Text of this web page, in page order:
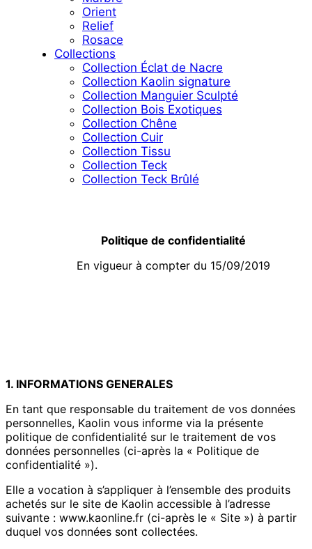
Orient
Relief
Rosace
Collections
Collection Éclat de Nacre
Collection Kaolin signature
Collection Manguier Sculpté
Collection Bois Exotiques
Collection Chêne
Collection Cuir
Collection Tissu
Collection Teck
Collection Teck Brûlé
Politique de confidentialité
En vigueur à compter du 15/09/2019
1. INFORMATIONS GENERALES
En tant que responsable du traitement de vos données
personnelles, Kaolin vous informe via la présente
politique de confidentialité sur le traitement de vos
données personnelles (ci-après la « Politique de
confidentialité »).
Elle a vocation à s’appliquer à l’ensemble des produits
achetés sur le site de Kaolin accessible à l’adresse
suivante : www.kaonline.fr (ci-après le « Site ») à partir
duquel vos données sont collectées.